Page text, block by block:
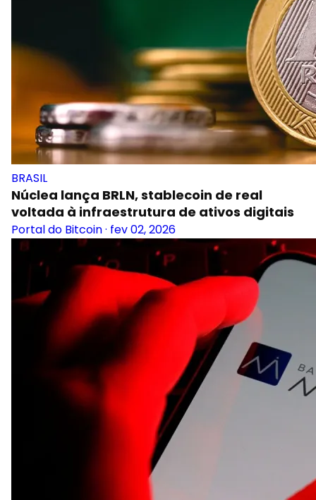
BRASIL
Núclea lança BRLN, stablecoin de real
voltada à infraestrutura de ativos digitais
Portal do Bitcoin· fev 02, 2026